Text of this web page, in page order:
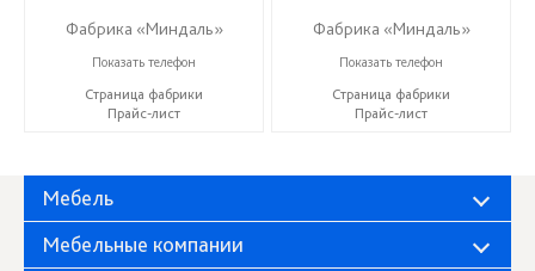
Фабрика «Миндаль»
+7 (927) 630-62-82
Показать телефон
Страница фабрики
Прайс-лист
Фабрика «Миндаль»
+7 (927) 630-62-82
Показать телефон
Страница фабрики
Прайс-лист
Мебель
Мебельные компании